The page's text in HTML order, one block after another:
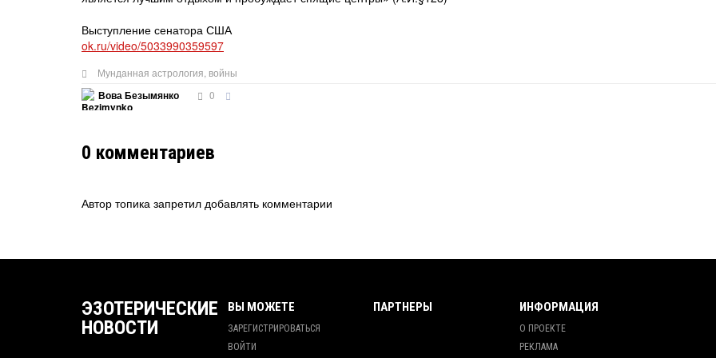
Выступление сенатора США
ok.ru/video/5033990359597
Мунданная астрология войны
Вова Безымянко
0
0 комментариев
Автор топика запретил добавлять комментарии
ЭЗОТЕРИЧЕСКИЕ
НОВОСТИ
ВЫ МОЖЕТЕ
ЗАРЕГИСТРИРОВАТЬСЯ
ВОЙТИ
ПАРТНЕРЫ ИНФОРМАЦИЯ
О ПРОЕКТЕ
РЕКЛАМА